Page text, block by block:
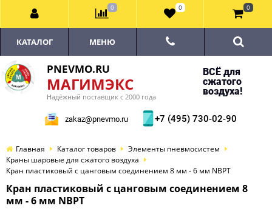
PNEVMO.RU
МАГИМЭКС
Надёжный поставщик с 2000 года
ВСЁ для
сжатого
воздуха!
zakaz@pnevmo.ru +7 (495) 730-02-90
КАТАЛОГ МЕНЮ
Главная Каталог товаров
Элементы пневмосистем
Краны шаровые для сжатого воздуха
Кран пластиковый с цанговым соединением 8 мм - 6 мм NBPT
Кран пластиковый с цанговым соединением 8
мм - 6 мм NBPT
0 0 0